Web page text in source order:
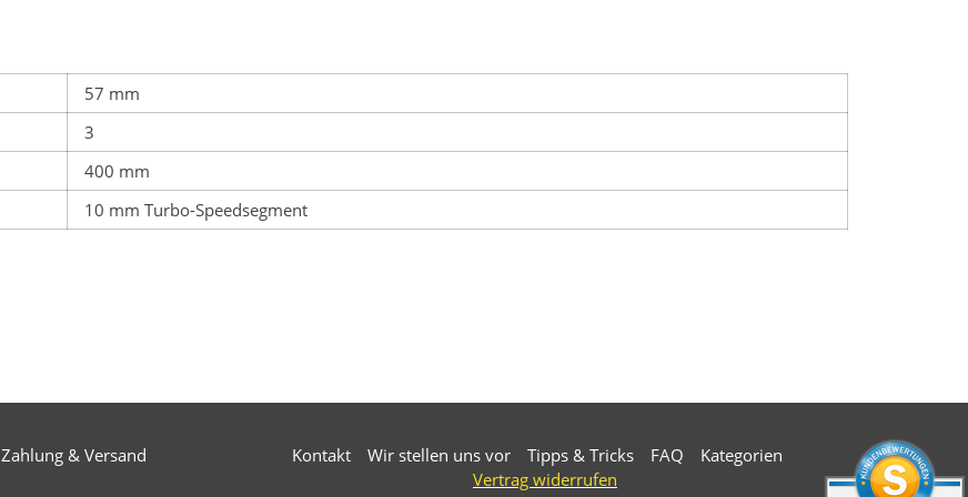
57 mm
3
400 mm
10 mm Turbo-Speedsegment
Zahlung & Versand Kontakt Wir stellen uns vor Tipps & Tricks FAQ
Kategorien
Vertrag widerrufen